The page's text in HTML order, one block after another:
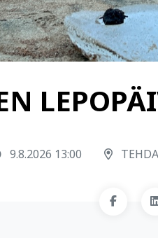
9.8.2026 13:00